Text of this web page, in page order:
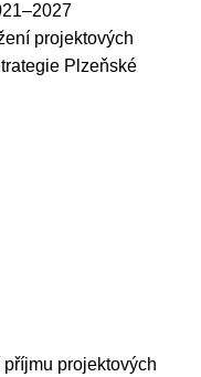
projektových
Plzeňské
projektových